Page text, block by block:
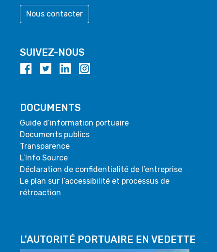
Nous contacter
SUIVEZ-NOUS
DOCUMENTS
Guide d’information portuaire
Documents publics
Transparence
L’Info Source
Déclaration de confidentialité de l’entreprise
Le plan sur l’accessibilité et processus de
rétroaction
L'AUTORITÉ PORTUAIRE EN VEDETTE